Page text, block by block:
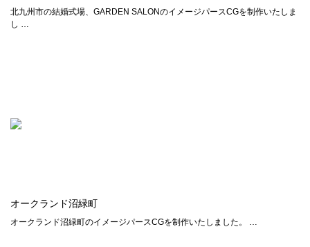
北九州市の結婚式場、GARDEN SALONのイメージパースCGを制作いたしま
し …
オークランド沼緑町
オークランド沼緑町のイメージパースCGを制作いたしました。 …